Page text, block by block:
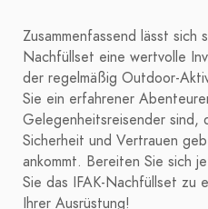
Zusammenfassend lässt sich
Nachfüllset eine wertvolle
der regelmäßig Outdoor-
Sie ein erfahrener
Gelegenheitsreisender sind,
Sicherheit und Vertrauen
ankommt. Bereiten Sie sich
Sie das IFAK-Nachfüllset zu
Ihrer Ausrüstung!